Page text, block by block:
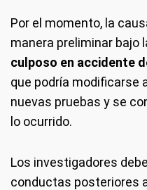
Por el momento, la
manera preliminar bajo
culposo en accidente
que podría modificarse
nuevas pruebas y se
lo ocurrido.
Los investigadores
conductas posteriores